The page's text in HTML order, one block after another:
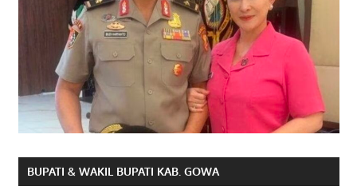
BUPATI & WAKIL BUPATI KAB. GOWA